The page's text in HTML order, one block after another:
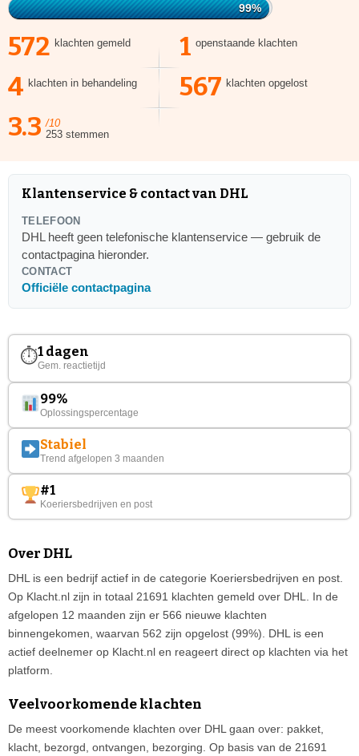
99%
572 klachten gemeld 1 openstaande klachten
4 klachten in behandeling 567 klachten opgelost
3.3 /10
253 stemmen
Klantenservice & contact van DHL
TELEFOON
DHL heeft geen telefonische klantenservice — gebruik de
contactpagina hieronder.
CONTACT
Officiële contactpagina
⏱1 dagen
Gem. reactietijd
99%
Oplossingspercentage
Stabiel
Trend afgelopen 3 maanden
#1
Koeriersbedrijven en post
Over DHL
DHL is een bedrijf actief in de categorie Koeriersbedrijven en post.
Op Klacht.nl zijn in totaal 21691 klachten gemeld over DHL. In de
afgelopen 12 maanden zijn er 566 nieuwe klachten
binnengekomen, waarvan 562 zijn opgelost (99%). DHL is een
actief deelnemer op Klacht.nl en reageert direct op klachten via het
platform.
Veelvoorkomende klachten
De meest voorkomende klachten over DHL gaan over: pakket,
klacht, bezorgd, ontvangen, bezorging. Op basis van de 21691